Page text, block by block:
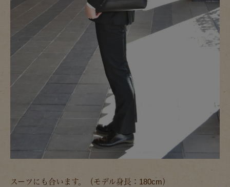
スーツにも合います。（モデル身長：180cm）